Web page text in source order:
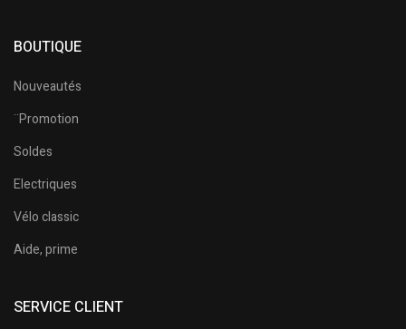
BOUTIQUE
Nouveautés
¨Promotion
Soldes
Electriques
Vélo classic
Aide, prime
SERVICE CLIENT